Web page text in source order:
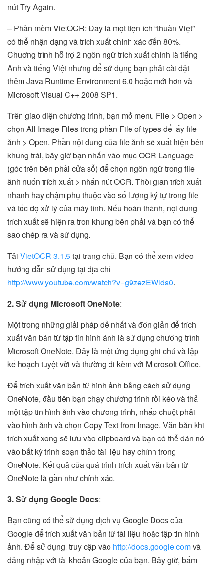
nút Try Again.
– Phần mềm VietOCR: Đây là một tiện ích “thuần Việt”
có thể nhận dạng và trích xuất chính xác đến 80%.
Chương trình hỗ trợ 2 ngôn ngữ trích xuất chính là tiếng
Anh và tiếng Việt nhưng để sử dụng bạn phải cài đặt
thêm Java Runtime Environment 6.0 hoặc mới hơn và
Microsoft Visual C++ 2008 SP1.
Trên giao diện chương trình, bạn mở menu File > Open >
chọn All Image Files trong phần File of types để lấy file
ảnh > Open. Phần nội dung của file ảnh sẽ xuất hiện bên
khung trái, bây giờ bạn nhấn vào mục OCR Language
(góc trên bên phải cửa sổ) để chọn ngôn ngữ trong file
ảnh nuốn trích xuất > nhấn nút OCR. Thời gian trích xuất
nhanh hay chậm phụ thuộc vào số lượng ký tự trong file
và tốc độ xử lý của máy tính. Nếu hoàn thành, nội dung
trích xuất sẽ hiện ra tron khung bên phải và bạn có thể
sao chép ra và sử dụng.
Tải VietOCR 3.1.5tại trang chủ. Bạn có thể xem video
hướng dẫn sử dụng tại địa chỉ
http://www.youtube.com/watch?v=g9zezEWlds0.
2. Sử dụng Microsoft OneNote:
Một trong những giải pháp dễ nhất và đơn giản để trích
xuất văn bản từ tập tin hình ảnh là sử dụng chương trình
Microsoft OneNote. Đây là một ứng dụng ghi chú và lập
kế hoạch tuyệt vời và thường đi kèm với Microsoft Office.
Để trích xuất văn bản từ hình ảnh bằng cách sử dụng
OneNote, đầu tiên bạn chạy chương trình rồi kéo và thả
một tập tin hình ảnh vào chương trình, nhấp chuột phải
vào hình ảnh và chọn Copy Text from Image. Văn bản khi
trích xuất xong sẽ lưu vào clipboard và bạn có thể dán nó
vào bất kỳ trình soạn thảo tài liệu hay chính trong
OneNote. Kết quả của quá trình trích xuất văn bản từ
OneNote là gần như chính xác.
3. Sử dụng Google Docs:
Bạn cũng có thể sử dụng dịch vụ Google Docs của
Google để trích xuất văn bản từ tài liệu hoặc tập tin hình
ảnh. Để sử dụng, truy cập vào http://docs.google.comvà
đăng nhập với tài khoản Google của bạn. Bây giờ, bấm